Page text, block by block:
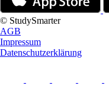
© StudySmarter
AGB
Impressum
Datenschutzerklärung